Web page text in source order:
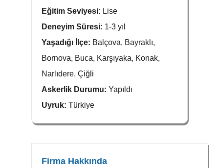
Eğitim Seviyesi: Lise
Deneyim Süresi: 1-3 yıl
Yaşadığı İlçe: Balçova, Bayraklı,
Bornova, Buca, Karşıyaka, Konak,
Narlıdere, Çiğli
Askerlik Durumu: Yapıldı
Uyruk: Türkiye
Firma Hakkında